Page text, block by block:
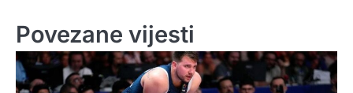
Povezane vijesti